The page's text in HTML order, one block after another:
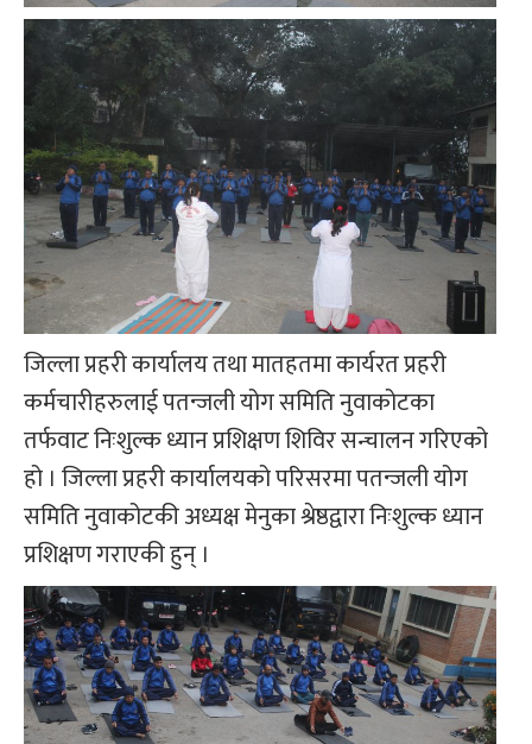
जिल्ला प्रहरी कार्यालय तथा मातहतमा कार्यरत प्रहरी
कर्मचारीहरुलाई पतन्जली योग समिति नुवाकोटका
तर्फवाट निःशुल्क ध्यान प्रशिक्षण शिविर सन्चालन गरिएको
हो । जिल्ला प्रहरी कार्यालयको परिसरमा पतन्जली योग
समिति नुवाकोटकी अध्यक्ष मेनुका श्रेष्ठद्वारा निःशुल्क ध्यान
प्रशिक्षण गराएकी हुन् ।